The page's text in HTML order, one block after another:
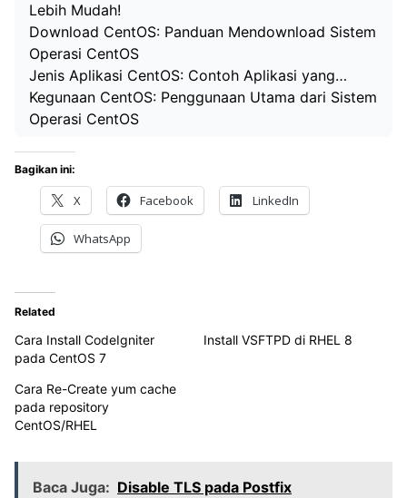
Lebih Mudah!
Download CentOS: Panduan Mendownload Sistem
Operasi CentOS
Jenis Aplikasi CentOS: Contoh Aplikasi yang…
Kegunaan CentOS: Penggunaan Utama dari Sistem
Operasi CentOS
Bagikan ini:
X Facebook LinkedIn
WhatsApp
Related
Cara Install CodeIgniter
pada CentOS 7
Install VSFTPD di RHEL 8
Cara Re-Create yum cache
pada repository
CentOS/RHEL
Baca Juga: Disable TLS pada Postfix